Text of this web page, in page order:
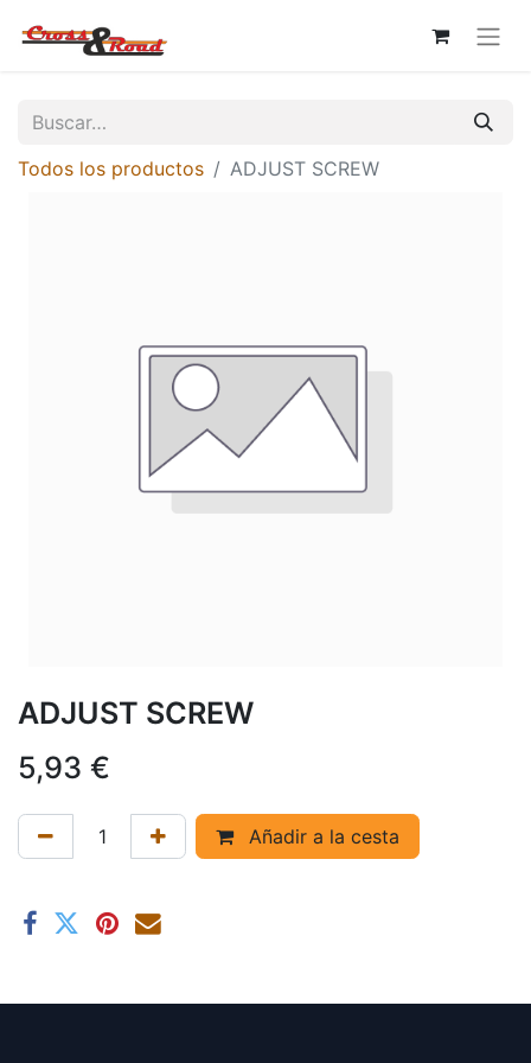
Todos los productos ADJUST SCREW
ADJUST SCREW
5,93 €
Añadir a la cesta